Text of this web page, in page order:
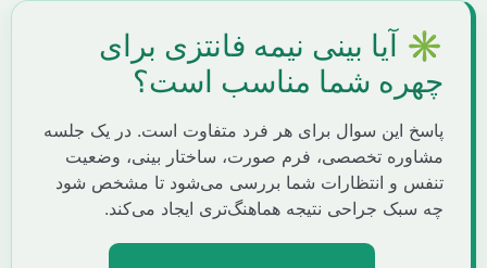
آیا بینی نیمه فانتزی برای
شما مناسب است؟
این سوال برای هر فرد متفاوت است. در یک جلسه
تخصصی، فرم صورت، ساختار بینی، وضعیت
و انتظارات شما بررسی می‌شود تا مشخص شود
سبک جراحی نتیجه هماهنگ‌تری ایجاد می‌کند.